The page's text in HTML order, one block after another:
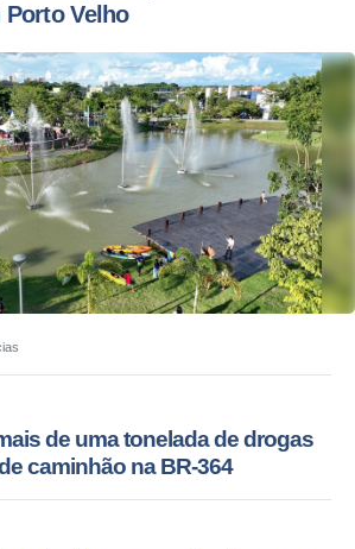
Porto Velho
de uma tonelada de drogas
caminhão na BR-364